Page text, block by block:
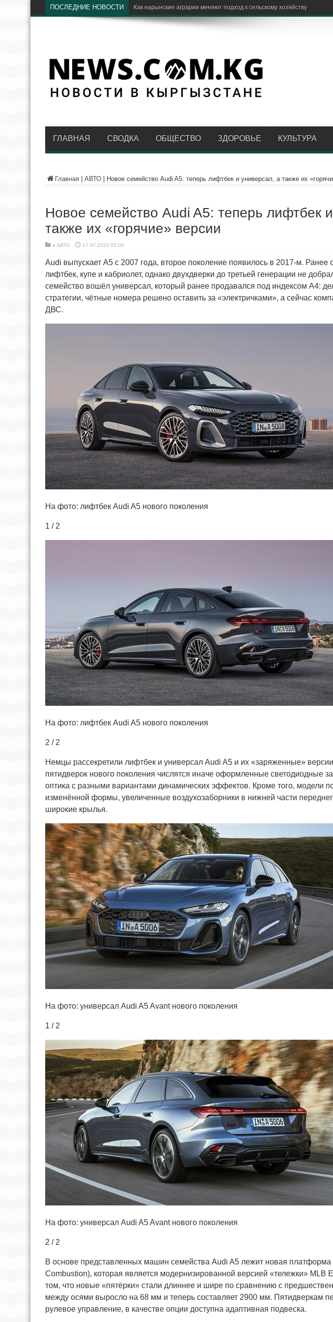
ПОСЛЕДНИЕ НОВОСТИ Чолпон-Ата примет международный Куб
ГЛАВНАЯ СВОДКА ОБЩЕСТВО ЗДОРОВЬЕ КУЛЬТУРА
Главная АВТО Новое семейство Audi A5: теперь лифтбек и универсал, а также их
Новое семейство Audi A5: теперь лифтбек
также их «горячие» версии
в АВТО 17.07.2024 05:00
Audi выпускает A5 с 2007 года, второе поколение появилось в 2017-м. Ранее
лифтбек, купе и кабриолет, однако двухдверки до третьей генерации не
семейство вошёл универсал, который ранее продавался под индексом A4:
стратегии, чётные номера решено оставить за «электричками», а сейчас
ДВС.
На фото: лифтбек Audi A5 нового поколения
1 / 2
На фото: лифтбек Audi A5 нового поколения
2 / 2
Немцы рассекретили лифтбек и универсал Audi A5 и их «заряженные»
пятидверок нового поколения числятся иначе оформленные светодиодные
оптика с разными вариантами динамических эффектов. Кроме того, модели
изменённой формы, увеличенные воздухозаборники в нижней части
широкие крылья.
На фото: универсал Audi A5 Avant нового поколения
1 / 2
На фото: универсал Audi A5 Avant нового поколения
2 / 2
В основе представленных машин семейства Audi A5 лежит новая
Combustion), которая является модернизированной версией «тележки» MLB
том, что новые «пятёрки» стали длиннее и шире по сравнению с
между осями выросло на 68 мм и теперь составляет 2900 мм. Пятидверкам
рулевое управление, в качестве опции доступна адаптивная подвеска.